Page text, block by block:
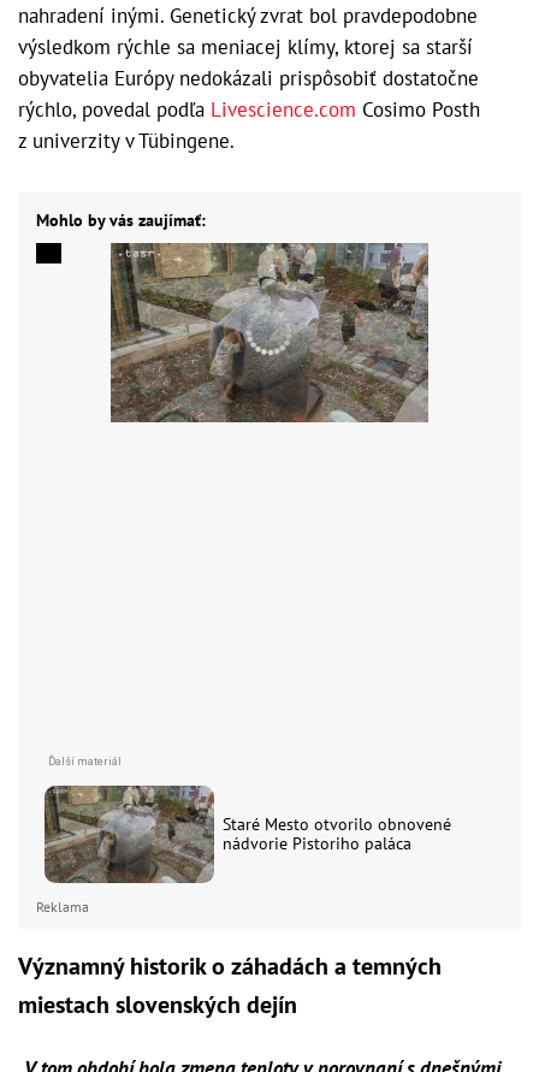
nahradení inými. Genetický zvrat bol pravdepodobne
výsledkom rýchle sa meniacej klímy, ktorej sa starší
obyvatelia Európy nedokázali prispôsobiť dostatočne
rýchlo, povedal podľa Livescience.com Cosimo Posth
z univerzity v Tübingene.
Mohlo by vás zaujímať:
Staré Mesto otvorilo obnovené
nádvorie Pistoriho paláca
Reklama
Významný historik o záhadách a temných
miestach slovenských dejín